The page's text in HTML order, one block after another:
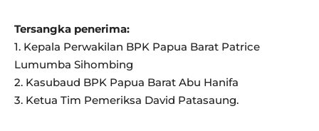
Tersangka penerima:
1. Kepala Perwakilan BPK Papua Barat Patrice
Lumumba Sihombing
2. Kasubaud BPK Papua Barat Abu Hanifa
3. Ketua Tim Pemeriksa David Patasaung.